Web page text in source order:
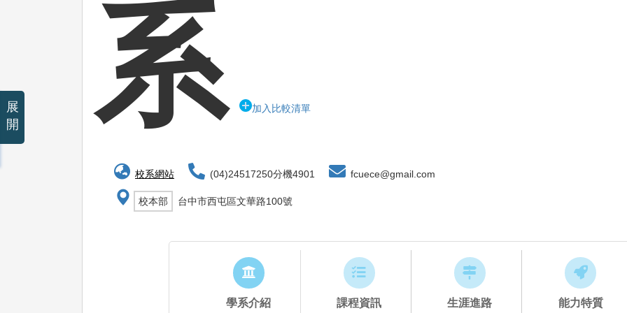
系 加入比較清單
校系網站 (04)24517250分機4901 fcuece@gmail.com
校本部 台中市西屯區文華路100號
學系介紹 課程資訊 生涯進路 能力特質
展
開